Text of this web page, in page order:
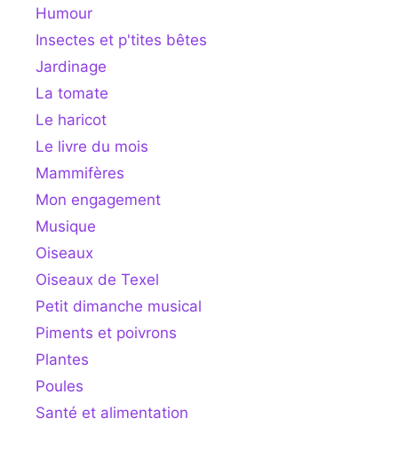
Humour
Insectes et p'tites bêtes
Jardinage
La tomate
Le haricot
Le livre du mois
Mammifères
Mon engagement
Musique
Oiseaux
Oiseaux de Texel
Petit dimanche musical
Piments et poivrons
Plantes
Poules
Santé et alimentation